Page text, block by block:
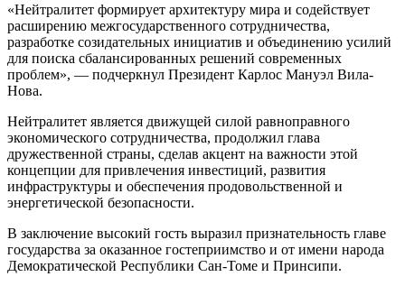
«Нейтралитет формирует архитектуру мира и содействует
расширению межгосударственного сотрудничества,
разработке созидательных инициатив и объединению усилий
для поиска сбалансированных решений современных
проблем», — подчеркнул Президент Карлос Мануэл Вила-
Нова.
Нейтралитет является движущей силой равноправного
экономического сотрудничества, продолжил глава
дружественной страны, сделав акцент на важности этой
концепции для привлечения инвестиций, развития
инфраструктуры и ­обеспечения продовольственной и
энергетической безо­пасности.
В заключение высокий гость выразил признательность главе
государства за оказанное гостеприимство и от имени народа
Демократической Республики Сан-Томе и Принсипи.